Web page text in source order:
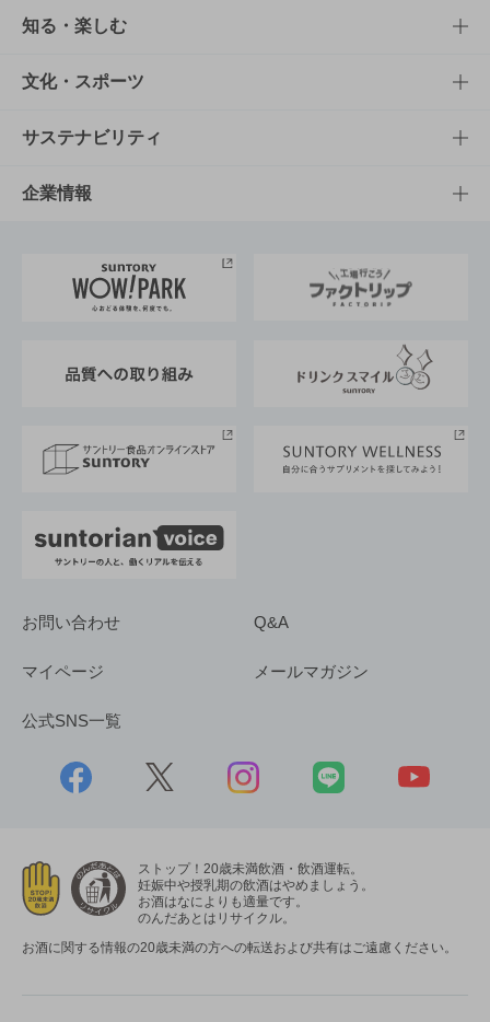
商品TOP
商品一覧
商品発売情報
栄養成分一覧
知る・楽しむ
知る・楽しむTOP
キャンペーン
工場見学
地域情報
文化・スポーツ
文化・スポーツTOP
サントリーホール
サントリーサンバーズ大阪
サステナビリティ
サステナビリティTOP
サントリーが考えるサステナビリティ経営
企業情報
企業概要
採用情報
お問い合わせ Q&A
マイページ メールマガジン
公式SNS一覧
ストップ！20歳未満飲酒・飲酒運転。
妊娠中や授乳期の飲酒はやめましょう。
お酒はなによりも適量です。
のんだあとはリサイクル。
お酒に関する情報の20歳未満の方への転送および共有はご遠慮ください。